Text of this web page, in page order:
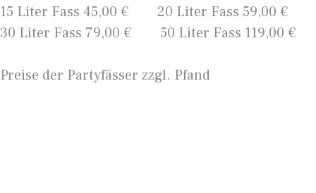
15 Liter Fass 45,00 € 20 Liter Fass 59,00 €
30 Liter Fass 79,00 € 50 Liter Fass 119,00 €
Preise der Partyfässer zzgl. Pfand